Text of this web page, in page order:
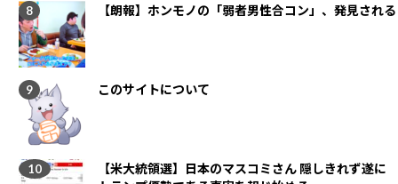
【朗報】ホンモノの「弱者男性合コン」、発見される
このサイトについて
【米大統領選】日本のマスコミさん 隠しきれず遂に